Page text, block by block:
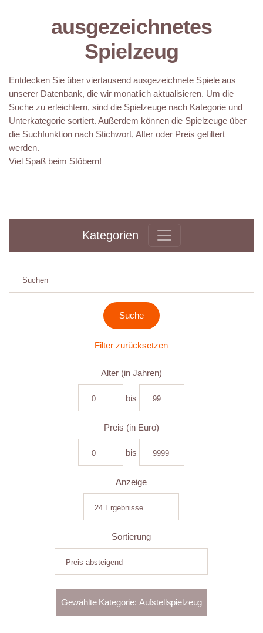
ausgezeichnetes
Spielzeug
Entdecken Sie über viertausend ausgezeichnete Spiele aus
unserer Datenbank, die wir monatlich aktualisieren. Um die
Suche zu erleichtern, sind die Spielzeuge nach Kategorie und
Unterkategorie sortiert. Außerdem können die Spielzeuge über
die Suchfunktion nach Stichwort, Alter oder Preis gefiltert
werden.
Viel Spaß beim Stöbern!
Kategorien
Filter zurücksetzen
Alter (in Jahren)
bis
Preis (in Euro)
bis
Anzeige
Sortierung